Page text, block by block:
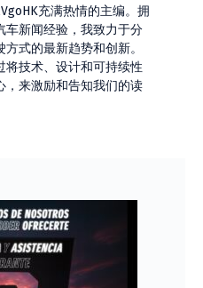
充满热情的主编。拥
车新闻经验，我致力于分
式的最新趋势和创新。
将技术、设计和可持续性
，来激励和告知我们的读